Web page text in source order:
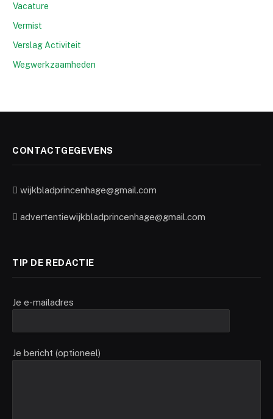
Vacature
Vermist
Verslag Activiteit
Wegwerkzaamheden
CONTACTGEGEVENS
wijkbladprincenhage@gmail.com
advertentiewijkbladprincenhage@gmail.com
TIP DE REDACTIE
Je e-mailadres
Je bericht (optioneel)